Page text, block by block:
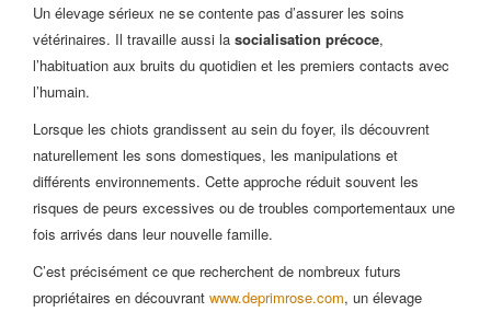
Un élevage sérieux ne se contente pas d’assurer les soins
vétérinaires. Il travaille aussi la socialisation précoce,
l’habituation aux bruits du quotidien et les premiers contacts avec
l’humain.
Lorsque les chiots grandissent au sein du foyer, ils découvrent
naturellement les sons domestiques, les manipulations et
différents environnements. Cette approche réduit souvent les
risques de peurs excessives ou de troubles comportementaux une
fois arrivés dans leur nouvelle famille.
C’est précisément ce que recherchent de nombreux futurs
propriétaires en découvrant www.deprimrose.com, un élevage